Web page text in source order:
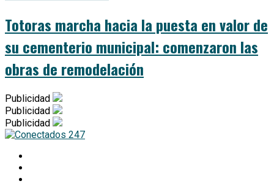
Totoras marcha hacia la puesta en valor de
su cementerio municipal: comenzaron las
obras de remodelación
Publicidad
Publicidad
Publicidad